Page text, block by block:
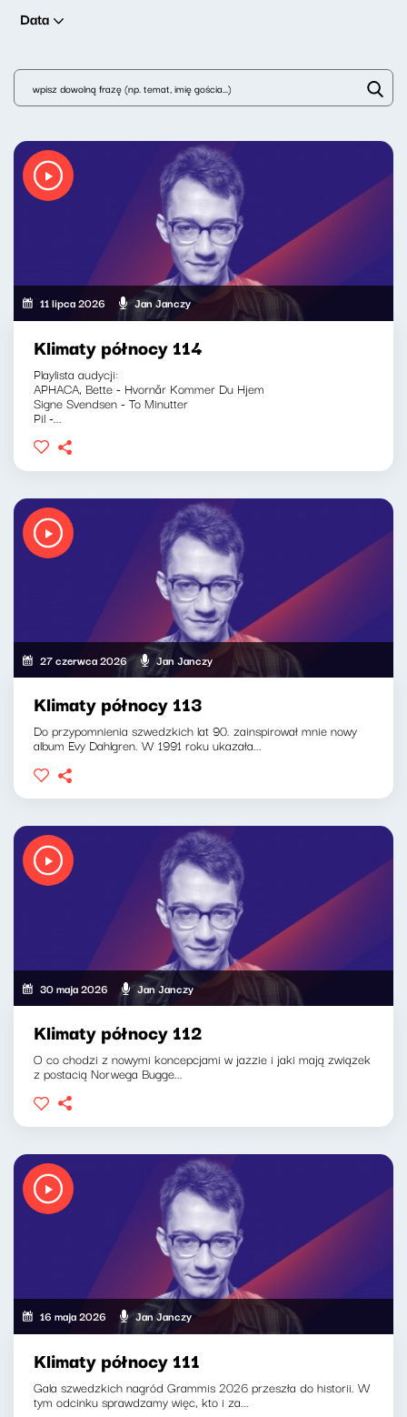
Data
11 lipca 2026 Jan Janczy
Klimaty północy 114
Playlista audycji:
APHACA, Bette - Hvornår Kommer Du Hjem
Signe Svendsen - To Minutter
Pil -...
27 czerwca 2026 Jan Janczy
Klimaty północy 113
Do przypomnienia szwedzkich lat 90. zainspirował mnie nowy
album Evy Dahlgren. W 1991 roku ukazała...
30 maja 2026 Jan Janczy
Klimaty północy 112
O co chodzi z nowymi koncepcjami w jazzie i jaki mają związek
z postacią Norwega Bugge...
16 maja 2026 Jan Janczy
Klimaty północy 111
Gala szwedzkich nagród Grammis 2026 przeszła do historii. W
tym odcinku sprawdzamy więc, kto i za...